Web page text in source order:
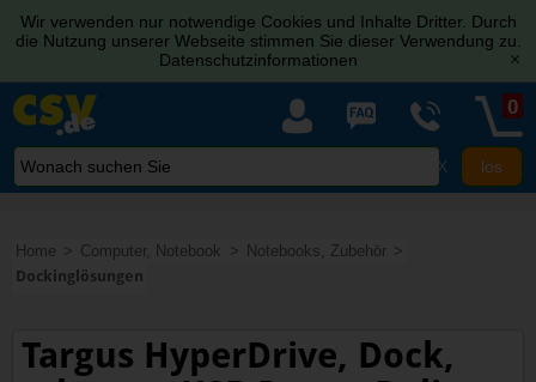
Wir verwenden nur notwendige Cookies und Inhalte Dritter. Durch
die Nutzung unserer Webseite stimmen Sie dieser Verwendung zu.
Datenschutzinformationen
[x]
X
0
Home Computer, Notebook
Notebooks, Zubehör
Dockinglösungen
Targus HyperDrive, Dock,